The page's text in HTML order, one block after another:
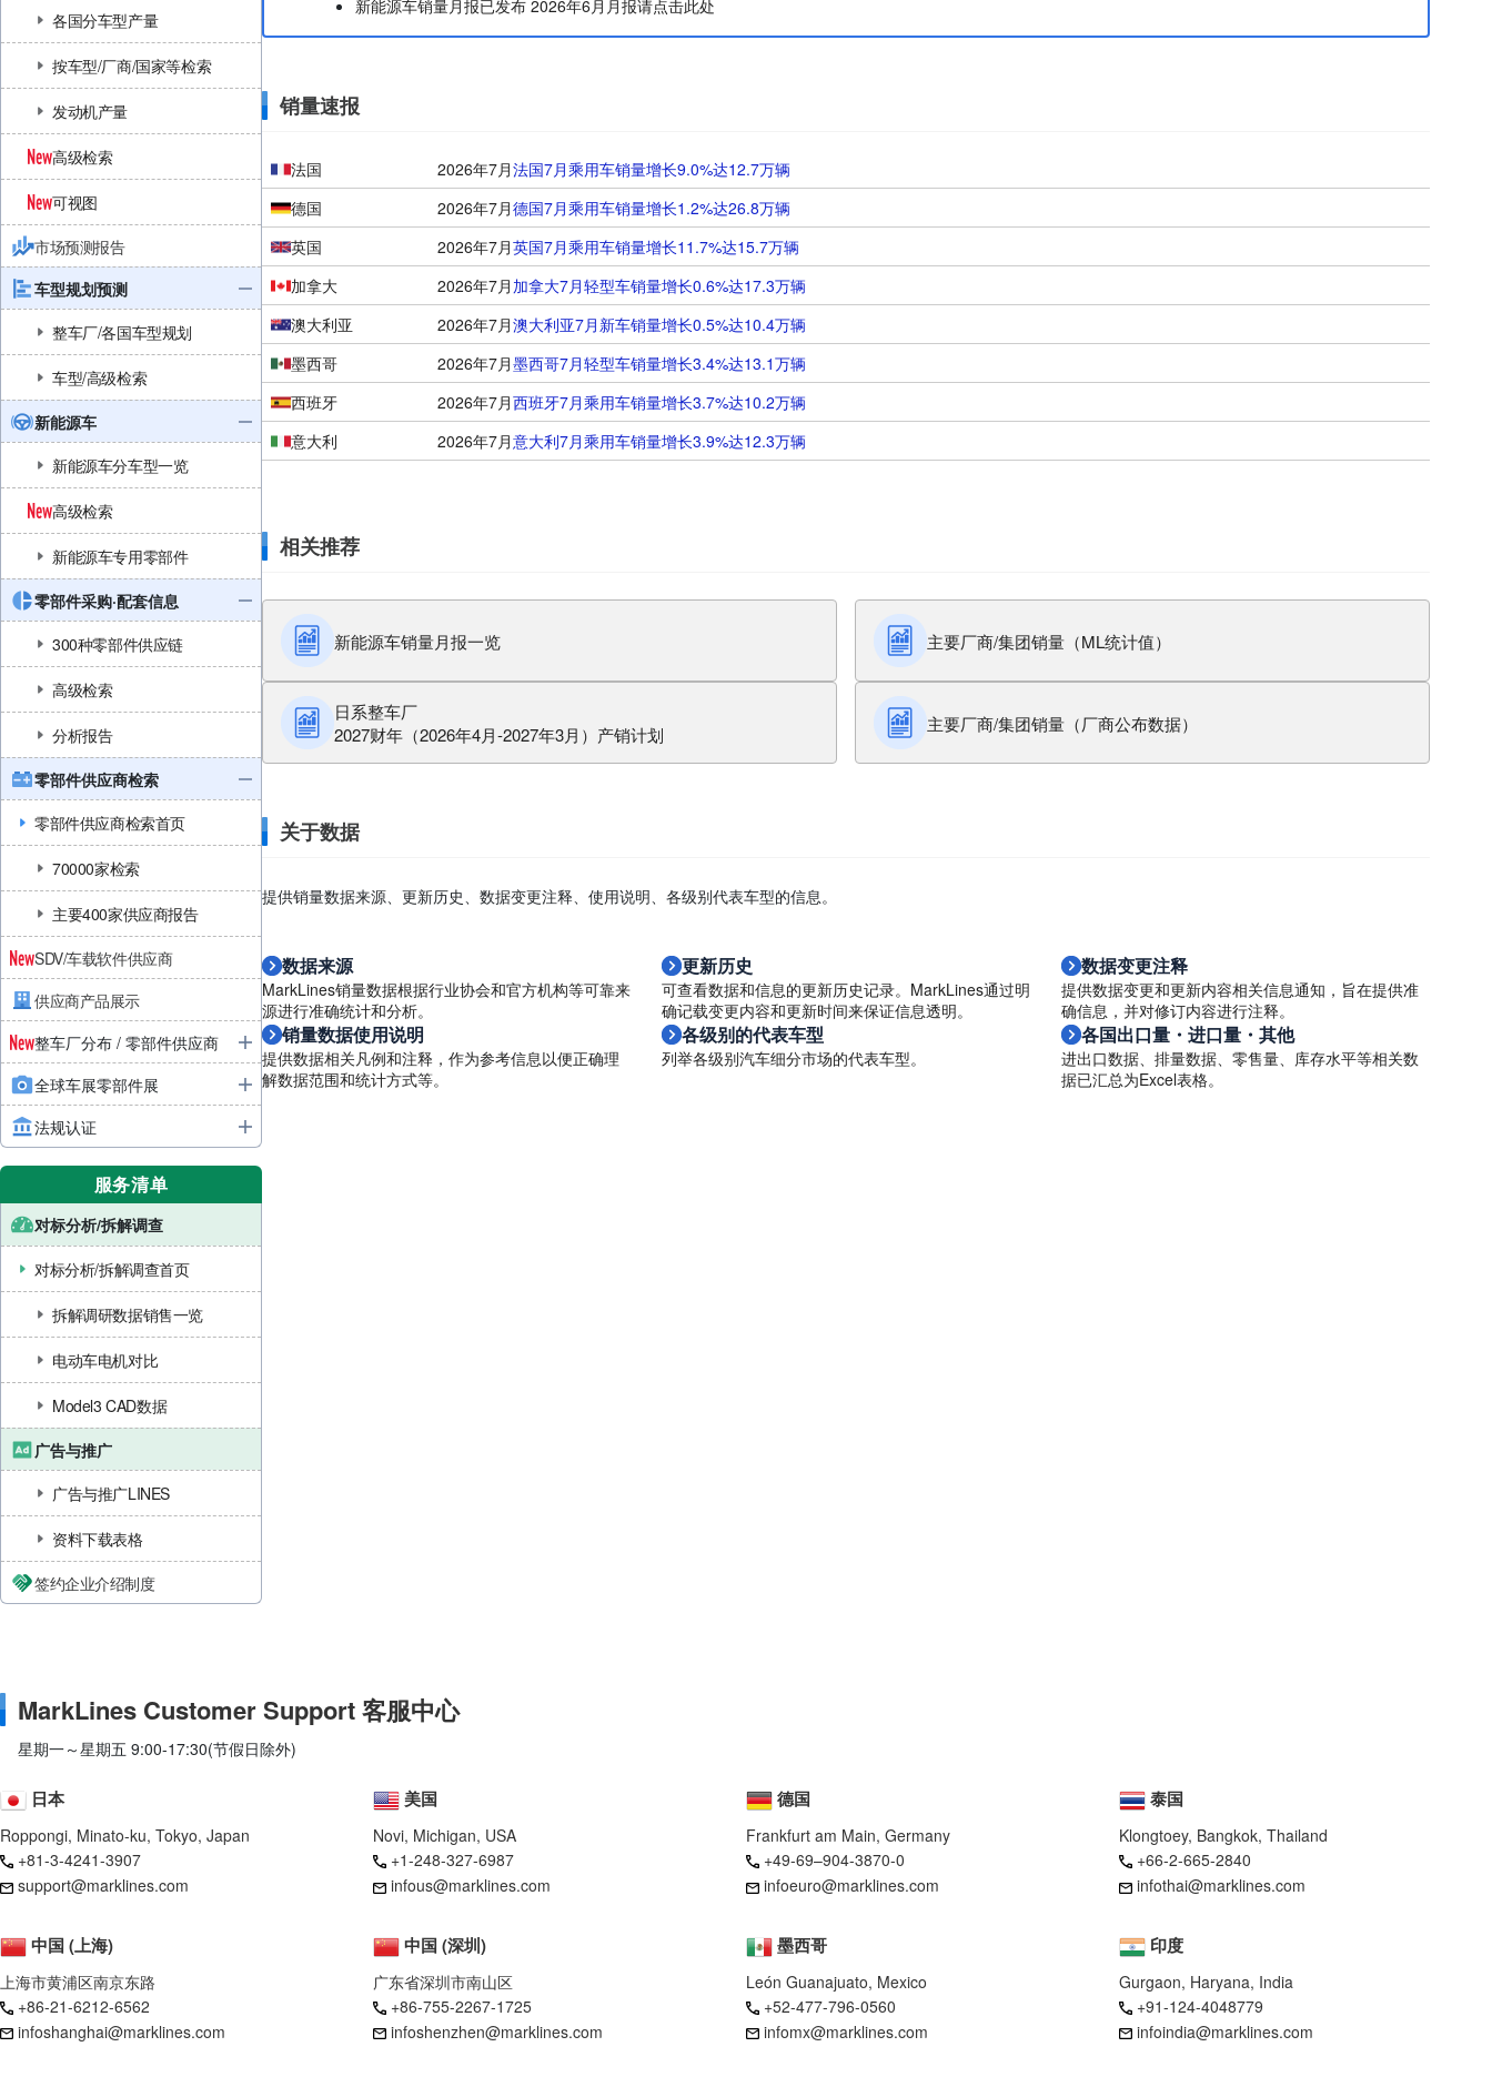
各国分车型产量
按车型/厂商/国家等检索
发动机产量
高级检索
可视图
市场预测报告
车型规划预测
整车厂/各国车型规划
车型/高级检索
新能源车
新能源车分车型一览
高级检索
新能源车专用零部件
零部件采购·配套信息
300种零部件供应链
高级检索
分析报告
零部件供应商检索
零部件供应商检索首页
70000家检索
主要400家供应商报告
SDV/车载软件供应商
供应商产品展示
整车厂分布 / 零部件供应商
全球车展零部件展
法规认证
服务清单
对标分析/拆解调查
对标分析/拆解调查首页
拆解调研数据销售一览
电动车电机对比
Model3 CAD数据
广告与推广
广告与推广LINES
资料下载表格
签约企业介绍制度
新能源车销量月报已发布 2026年6月月报请点击此处
销量速报
法国 2026年7月法国7月乘用车销量增长9.0%达12.7万辆
德国
2026年7月德国7月乘用车销量增长1.2%达26.8万辆
英国
2026年7月英国7月乘用车销量增长11.7%达15.7万辆
加拿大
2026年7月 加拿大7月轻型车销量增长0.6%达17.3万辆
澳大利亚
2026年7月澳大利亚7月新车销量增长0.5%达10.4万辆
墨西哥
2026年7月墨西哥7月轻型车销量增长3.4%达13.1万辆
西班牙
2026年7月西班牙7月乘用车销量增长3.7%达10.2万辆
意大利
2026年7月意大利7月乘用车销量增长3.9%达12.3万辆
相关推荐
新能源车销量月报一览 主要厂商/集团销量（ML统计值）
日系整车厂
2027财年（2026年4月-2027年3月）产销计划
主要厂商/集团销量（厂商公布数据）
关于数据
提供销量数据来源、更新历史、数据变更注释、使用说明、各级别代表车型的信息。
数据来源
MarkLines销量数据根据行业协会和官方机构等可靠来
源进行准确统计和分析。
更新历史
可查看数据和信息的更新历史记录。MarkLines通过明
确记载变更内容和更新时间来保证信息透明。
数据变更注释
提供数据变更和更新内容相关信息通知，旨在提供准
确信息，并对修订内容进行注释。
销量数据使用说明
提供数据相关凡例和注释，作为参考信息以便正确理
解数据范围和统计方式等。
各级别的代表车型
列举各级别汽车细分市场的代表车型。
各国出口量・进口量・其他
进出口数据、排量数据、零售量、库存水平等相关数
据已汇总为Excel表格。
MarkLines Customer Support 客服中心
星期一～星期五 9:00-17:30(节假日除外)
日本
Roppongi, Minato-ku, Tokyo, Japan
+81-3-4241-3907
support@marklines.com
美国
Novi, Michigan, USA
+1-248-327-6987
infous@marklines.com
墨西哥
León Guanajuato, Mexico
+52-477-796-0560
infomx@marklines.com
德国
Frankfurt am Main, Germany
+49-69–904-3870-0
infoeuro@marklines.com
中国 (上海)
上海市黄浦区南京东路
+86-21-6212-6562
infoshanghai@marklines.com
中国 (深圳)
广东省深圳市南山区
+86-755-2267-1725
infoshenzhen@marklines.com
泰国
Klongtoey, Bangkok, Thailand
+66-2-665-2840
infothai@marklines.com
印度
Gurgaon, Haryana, India
+91-124-4048779
infoindia@marklines.com